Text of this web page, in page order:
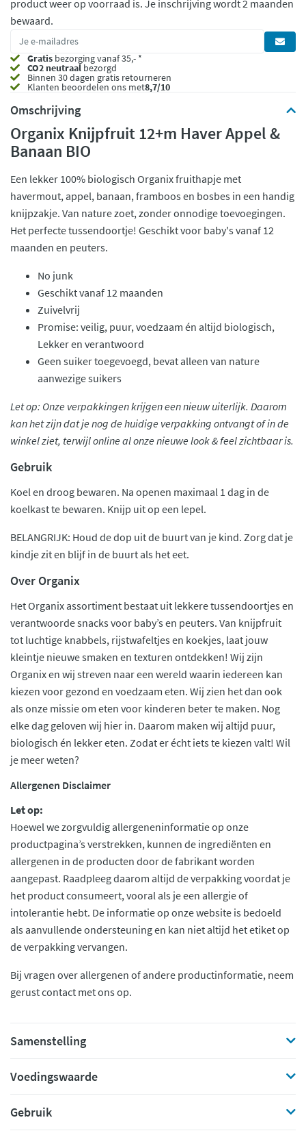
product weer op voorraad is. Je inschrijving wordt 2 maanden
bewaard.
Gratis bezorging vanaf 35,- *
CO2 neutraalbezorgd
Binnen 30 dagen gratis retourneren
Klanten beoordelen ons met8,7/10
Omschrijving
Organix Knijpfruit 12+m Haver Appel &
Banaan BIO
Een lekker 100% biologisch Organix fruithapje met
havermout, appel, banaan, framboos en bosbes in een handig
knijpzakje. Van nature zoet, zonder onnodige toevoegingen.
Het perfecte tussendoortje! Geschikt voor baby's vanaf 12
maanden en peuters.
No junk
Geschikt vanaf 12 maanden
Zuivelvrij
Promise: veilig, puur, voedzaam én altijd biologisch,
Lekker en verantwoord
Geen suiker toegevoegd, bevat alleen van nature
aanwezige suikers
Let op: Onze verpakkingen krijgen een nieuw uiterlijk. Daarom
kan het zijn dat je nog de huidige verpakking ontvangt of in de
winkel ziet, terwijl online al onze nieuwe look & feel zichtbaar is.
Gebruik
Koel en droog bewaren. Na openen maximaal 1 dag in de
koelkast te bewaren. Knijp uit op een lepel.
BELANGRIJK: Houd de dop uit de buurt van je kind. Zorg dat je
kindje zit en blijf in de buurt als het eet.
Over Organix
Het Organix assortiment bestaat uit lekkere tussendoortjes en
verantwoorde snacks voor baby’s en peuters. Van knijpfruit
tot luchtige knabbels, rijstwafeltjes en koekjes, laat jouw
kleintje nieuwe smaken en texturen ontdekken! Wij zijn
Organix en wij streven naar een wereld waarin iedereen kan
kiezen voor gezond en voedzaam eten. Wij zien het dan ook
als onze missie om eten voor kinderen beter te maken. Nog
elke dag geloven wij hier in. Daarom maken wij altijd puur,
biologisch én lekker eten. Zodat er écht iets te kiezen valt! Wil
je meer weten?
Allergenen Disclaimer
Let op:
Hoewel we zorgvuldig allergeneninformatie op onze
productpagina’s verstrekken, kunnen de ingrediënten en
allergenen in de producten door de fabrikant worden
aangepast. Raadpleeg daarom altijd de verpakking voordat je
het product consumeert, vooral als je een allergie of
intolerantie hebt. De informatie op onze website is bedoeld
als aanvullende ondersteuning en kan niet altijd het etiket op
de verpakking vervangen.
Bij vragen over allergenen of andere productinformatie, neem
gerust contact met ons op.
Samenstelling
Voedingswaarde
Gebruik